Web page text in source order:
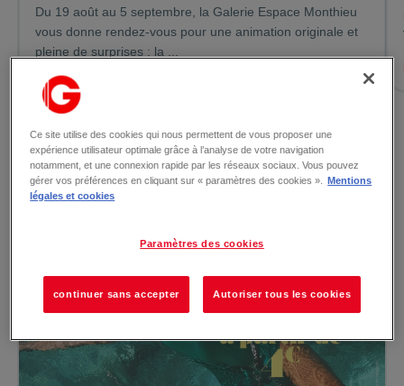
Du 19 août au 5 septembre, la Galerie Espace Monthieu
vous donne rendez-vous pour une animation originale et
pleine de surprises : la ...
Voir toutes les actualités
Ce site utilise des cookies qui nous permettent de vous proposer une
expérience utilisateur optimale grâce à l’analyse de votre navigation
notamment, et une connexion rapide par les réseaux sociaux. Vous pouvez
gérer vos préférences en cliquant sur « paramètres des cookies ».
Mentions
légales et cookies
Paramètres des cookies
continuer sans accepter Autoriser tous les cookies